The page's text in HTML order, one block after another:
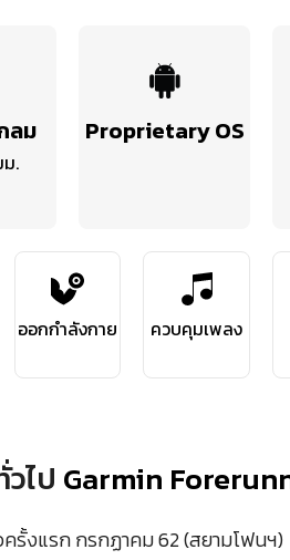
ลม
.
Proprietary OS
ออกกำลังกาย ควบคุมเพลง
ไป Garmin
รั้งแรก กรกฏาคม 62 (สยามโฟนฯ)